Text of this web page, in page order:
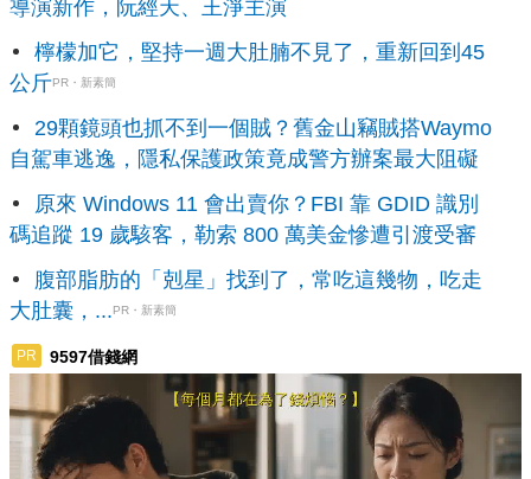
導演新作，阮經天、王淨主演
檸檬加它，堅持一週大肚腩不見了，重新回到45
公斤PR・新素簡
29顆鏡頭也抓不到一個賊？舊金山竊賊搭Waymo
自駕車逃逸，隱私保護政策竟成警方辦案最大阻礙
原來 Windows 11 會出賣你？FBI 靠 GDID 識別
碼追蹤 19 歲駭客，勒索 800 萬美金慘遭引渡受審
腹部脂肪的「剋星」找到了，常吃這幾物，吃走
大肚囊，...PR・新素簡
PR 9597借錢網